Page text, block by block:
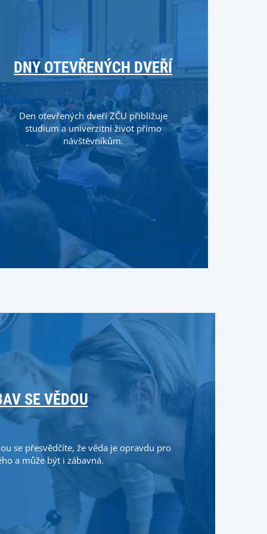
DNY OTEVŘENÝCH DVEŘÍ
Den otevřených dveří ZČU přibližuje
studium a univerzitní život přímo
návštěvníkům.
SE VĚDOU
se přesvědčíte, že věda je opravdu pro
a může být i zábavná.